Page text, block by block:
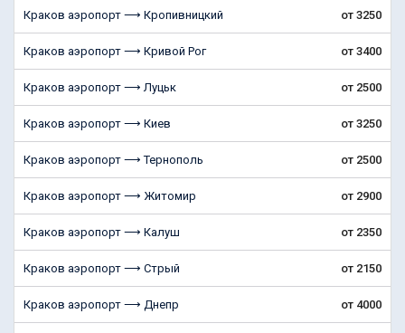
Краков аэропорт ⟶ Кропивницкий от 3250
Краков аэропорт ⟶ Кривой Рог от 3400
Краков аэропорт ⟶ Луцьк от 2500
Краков аэропорт ⟶ Киев от 3250
Краков аэропорт ⟶ Тернополь от 2500
Краков аэропорт ⟶ Житомир от 2900
Краков аэропорт ⟶ Калуш от 2350
Краков аэропорт ⟶ Стрый от 2150
Краков аэропорт ⟶ Днепр от 4000